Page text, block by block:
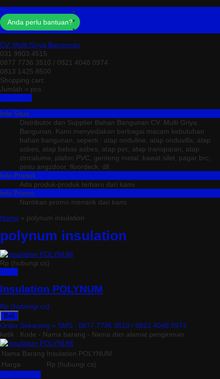
Anda perlu bantuan?
CV. Multi Griya Bangunan
031 9903 4515
0877 7736 3510 / 0821 4048 0974
0813 1425 8500
Shopping cart:
Jumlah = pcs
Info Situs
Distributor dan Supplier Bahan Bangunan CV. Multi Griya
Bangunan. Kami menyediakan berbagai macam kebutuhan
bahan bangunan, seperti : atap onduline, atap onduvilla, atap
asbes, atap bebas asbes, atap pvc, atap transparan, atap
zincalume, plafon PVC, genteng metal, kawat silet, pagar brc,
pintu angzdoor, floordeck, dll.
Info Produk
Ada produk-produk terbaru dari kami
Info Promo
Nantikan promo menarik dari kami
Home » polynum insulation
polynum insulation
Rp (hubungi cs)
Insulation POLYNUM
Rp (hubungi cs)
Beli
Order Sekarang » SMS : 0877 7736 3510 / 0821 4048 0974
ketik : Kode - Nama barang - Nama dan alamat pengiriman
Nama Barang Insulation POLYNUM
Harga
Rp (hubungi cs)